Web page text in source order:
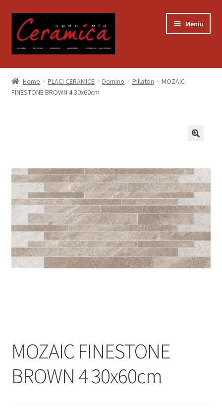
la
navigare
la
conținut
Meniu
Prima pagină
Blog
Coș
Despre noi
Informatii
Plata si Livrare
Magazin
Plată
Home PLACI CERAMICE Domino Pillaton
MOZAIC
FINESTONE BROWN 4 30x60cm
MOZAIC FINESTONE
BROWN 4 30x60cm